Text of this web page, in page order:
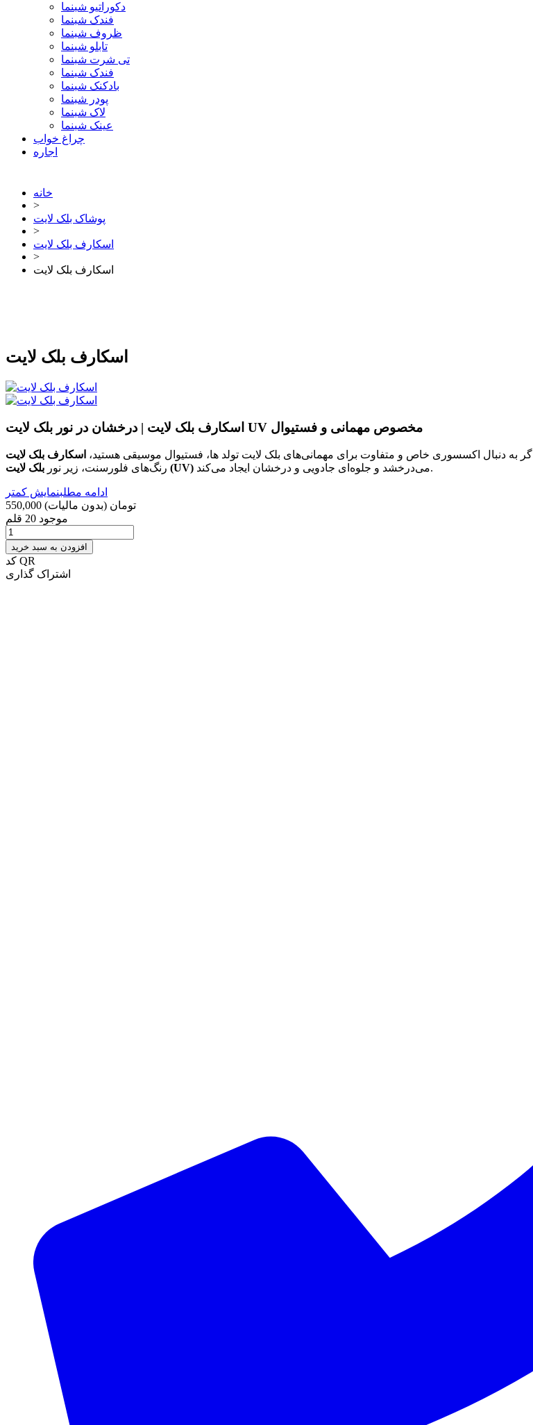
دکوراتیو شبنما
فندک شبنما
ظروف شبنما
تابلو شبنما
تی شرت شبنما
فندک شبنما
بادکنک شبنما
پودر شبنما
لاک شبنما
عینک شبنما
چراغ خواب
اجاره
خانه
>
پوشاک بلک لایت
>
اسکارف بلک لایت
>
اسکارف بلک لایت
اسکارف بلک لایت
اسکارف بلک لایت | درخشان در نور بلک لایت UV مخصوص مهمانی و فستیوال
اگر به دنبال اکسسوری خاص و متفاوت برای مهمانی‌های بلک لایت تولد ها، فستیوال موسیقی هستید،
رنگ‌های فلورسنت، زیر نور بلک لایت (UV) می‌درخشد و جلوه‌ای جادویی و درخشان ایجاد می‌کند.
ادامه مطلبنمایش کمتر
550,000 تومان (بدون مالیات)
موجود 20 قلم
افزودن به سبد خرید
کد QR
اشتراک گذاری